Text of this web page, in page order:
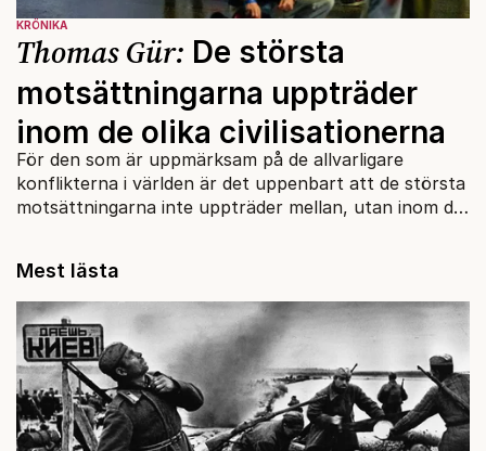
KRÖNIKA
Thomas Gür: De största
motsättningarna uppträder
inom de olika civilisationerna
För den som är uppmärksam på de allvarligare
konflikterna i världen är det uppenbart att de största
motsättningarna inte uppträder mellan, utan inom de
Mest lästa